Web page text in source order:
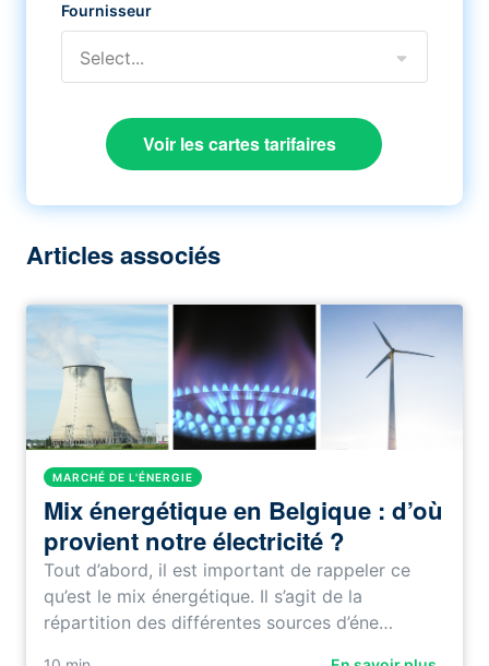
Fournisseur
Select...
Voir les cartes tarifaires
Articles associés
MARCHÉ DE L'ÉNERGIE
Mix énergétique en Belgique : d’où
provient notre électricité ?
Tout d’abord, il est important de rappeler ce
qu’est le mix énergétique. Il s’agit de la
répartition des différentes sources d’éne…